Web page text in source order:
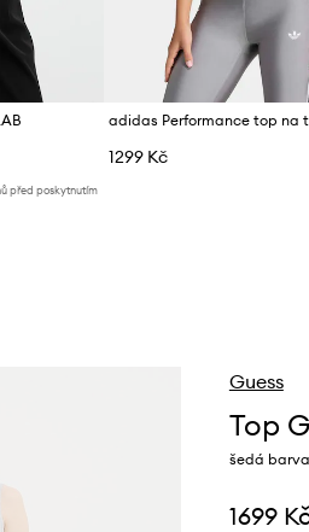
před poskytnutím
1299 Kč
Guess
Top
šedá
1699